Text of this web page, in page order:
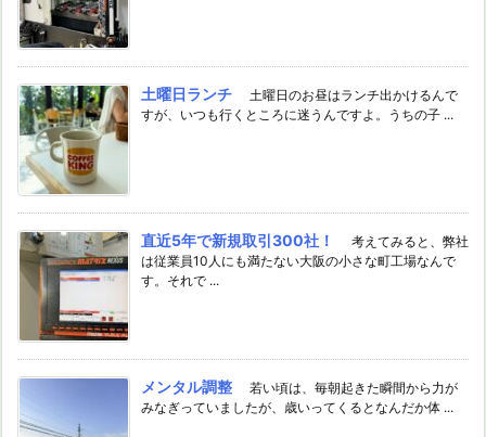
土曜日ランチ
土曜日のお昼はランチ出かけるんで
すが、いつも行くところに迷うんですよ。うちの子 ...
直近5年で新規取引300社！
考えてみると、弊社
は従業員10人にも満たない大阪の小さな町工場なんで
す。それで ...
メンタル調整
若い頃は、毎朝起きた瞬間から力が
みなぎっていましたが、歳いってくるとなんだか体 ...